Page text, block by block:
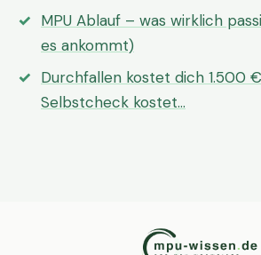
MPU Ablauf – was wirklich
es ankommt)
Durchfallen kostet dich 1.500
Selbstcheck kostet…